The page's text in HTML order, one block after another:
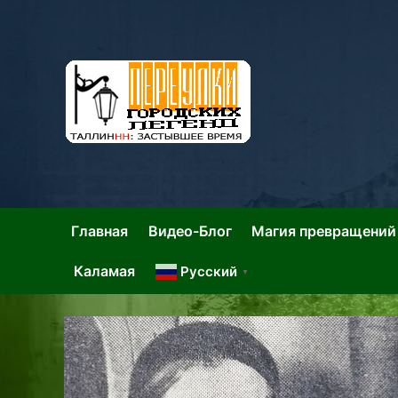
Главная Видео-Блог Магия превращений
Каламая Русский ▼